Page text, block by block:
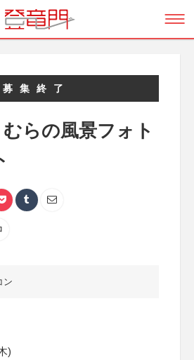
募集終了
らの風景フォト
ン
)